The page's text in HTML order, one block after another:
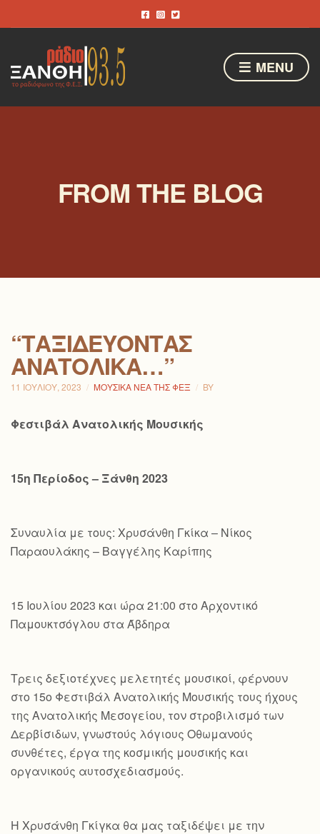
MENU
FROM THE BLOG
“ΤΑΞΙΔΕΎΟΝΤΑΣ
ΑΝΑΤΟΛΙΚΆ…”
11 ΙΟΥΛΊΟΥ, 2023 ΜΟΥΣΙΚΆ ΝΈΑ ΤΗΣ ΦΕΞ BY
Φεστιβάλ Ανατολικής Μουσικής
15η Περίοδος – Ξάνθη 2023
Συναυλία με τους: Χρυσάνθη Γκίκα – Νίκος
Παραουλάκης – Βαγγέλης Καρίπης
15 Ιουλίου 2023 και ώρα 21:00 στο Αρχοντικό
Παμουκτσόγλου στα Άβδηρα
Τρεις δεξιοτέχνες μελετητές μουσικοί, φέρνουν
στο 15ο Φεστιβάλ Ανατολικής Μουσικής τους ήχους
της Ανατολικής Μεσογείου, τον στροβιλισμό των
Δερβίσιδων, γνωστούς λόγιους Οθωμανούς
συνθέτες, έργα της κοσμικής μουσικής και
οργανικούς αυτοσχεδιασμούς.
Η Χρυσάνθη Γκίγκα θα μας ταξιδέψει με την